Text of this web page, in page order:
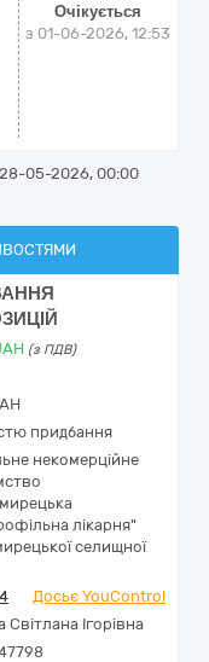
Очікується
з 01-06-2026, 12:53
28-05-2026, 00:00
(з ПДВ)
придбання
некомерційне
лікарня"
селищної
Досьє YouControl
Світлана Ігорівна